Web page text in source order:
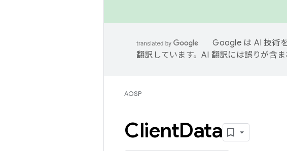
Google は AI 技術
翻訳しています。AI 翻訳には誤りが含ま
AOSP
ClientData